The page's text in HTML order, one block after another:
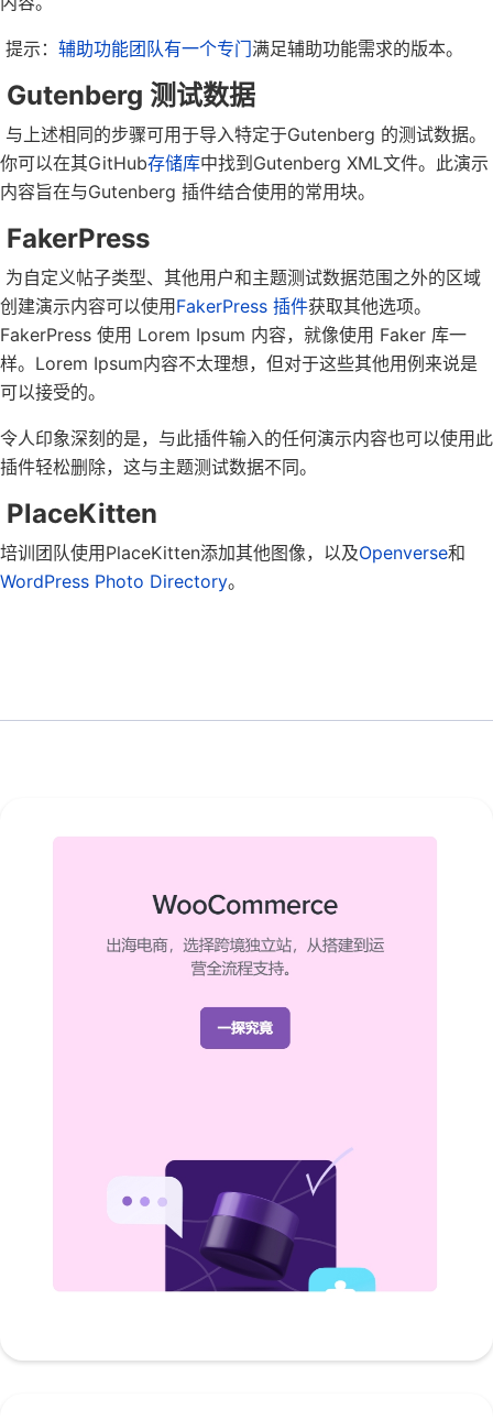
提示： 辅助功能团队有一个专门满足辅助功能需求的版本。
Gutenberg 测试数据
与上述相同的步骤可用于导入特定于Gutenberg 的测试数据。
你可以在其GitHub存储库中找到Gutenberg XML文件。此演示
内容旨在与Gutenberg 插件结合使用的常用块。
FakerPress
为自定义帖子类型、其他用户和主题测试数据范围之外的区域
创建演示内容可以使用 FakerPress 插件获取其他选项。
FakerPress 使用 Lorem Ipsum 内容，就像使用 Faker 库一
样。Lorem Ipsum内容不太理想，但对于这些其他用例来说是
可以接受的。
令人印象深刻的是，与此插件输入的任何演示内容也可以使用此
插件轻松删除，这与主题测试数据不同。
PlaceKitten
培训团队使用PlaceKitten添加其他图像，以及Openverse和
WordPress Photo Directory。